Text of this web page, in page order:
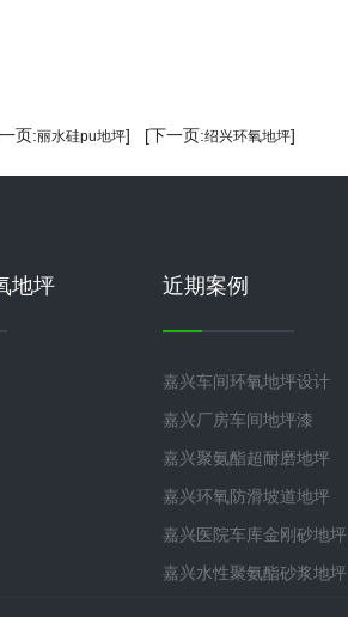
页:丽水硅pu地坪] [下一页:绍兴环氧地坪]
地坪 近期案例
嘉兴车间环氧地坪设计
嘉兴厂房车间地坪漆
嘉兴聚氨酯超耐磨地坪
嘉兴环氧防滑坡道地坪
嘉兴医院车库金刚砂地坪
嘉兴水性聚氨酯砂浆地坪